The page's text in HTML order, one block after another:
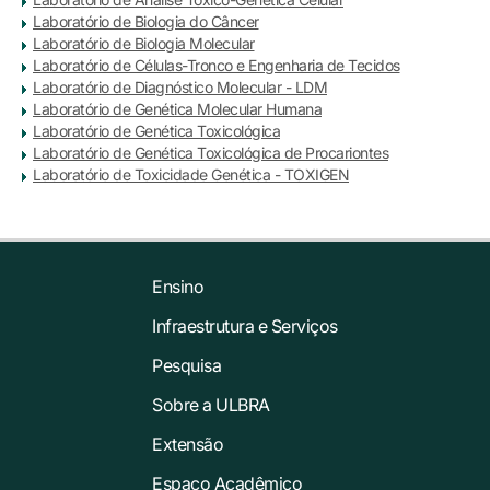
Laboratório de Biologia do Câncer
Laboratório de Biologia Molecular
Laboratório de Células-Tronco e Engenharia de Tecidos
Laboratório de Diagnóstico Molecular - LDM
Laboratório de Genética Molecular Humana
Laboratório de Genética Toxicológica
Laboratório de Genética Toxicológica de Procariontes
Laboratório de Toxicidade Genética - TOXIGEN
Ensino
Infraestrutura e Serviços
Pesquisa
Sobre a ULBRA
Extensão
Espaço Acadêmico